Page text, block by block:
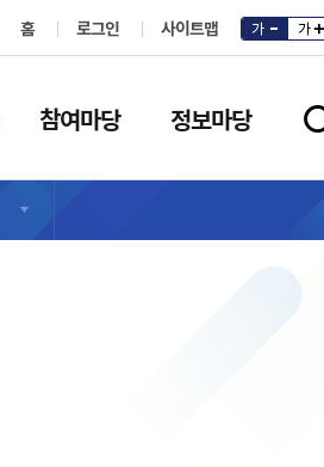
홈 로그인 사이트맵 가 가
참여마당 정보마당 검색영역